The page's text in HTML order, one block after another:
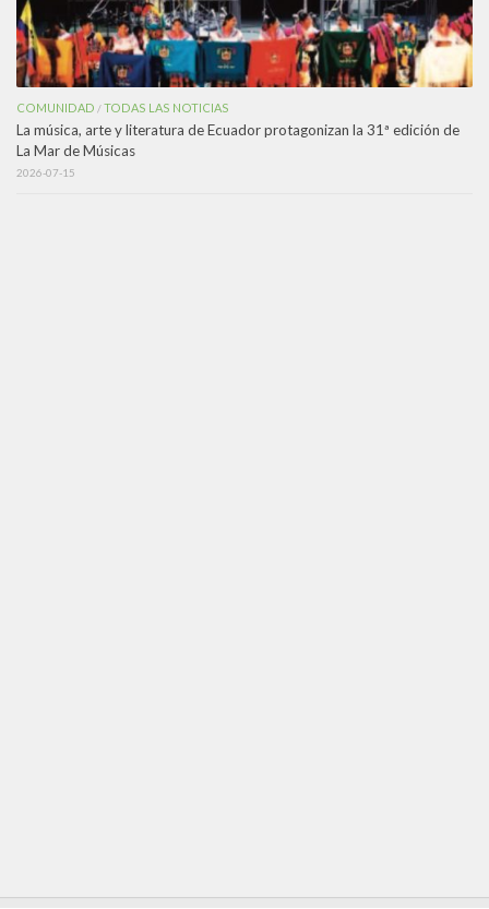
COMUNIDAD /TODAS LAS NOTICIAS
La música, arte y literatura de Ecuador protagonizan la 31ª edición de
La Mar de Músicas
2026-07-15